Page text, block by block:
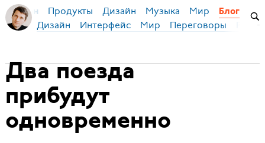
Бирман Продукты Дизайн Музыка Мир Блог
Дизайн Интерфейс Мир Переговоры
Два поезда
прибудут
одновременно